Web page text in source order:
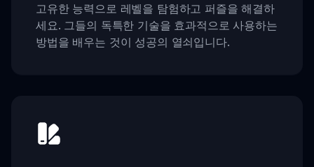
고유한 능력으로 레벨을 탐험하고 퍼즐을 해결하
세요. 그들의 독특한 기술을 효과적으로 사용하는
방법을 배우는 것이 성공의 열쇠입니다.